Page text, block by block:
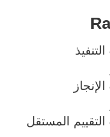
المستقل